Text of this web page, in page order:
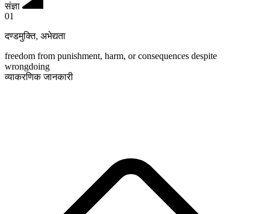
संज्ञा
01
दण्डमुक्ति, अभेद्यता
freedom from punishment, harm, or consequences despite
wrongdoing
व्याकरणिक जानकारी